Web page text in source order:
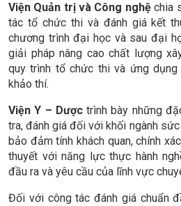
Viện Quản trị và Công nghệchia
tác tổ chức thi và đánh giá kết
chương trình đại học và sau đại
giải pháp nâng cao chất lượng
quy trình tổ chức thi và ứng
khảo thí.
Viện Y – Dượctrình bày những
tra, đánh giá đối với khối ngành
bảo đảm tính khách quan, chính
thuyết với năng lực thực hành
đầu ra và yêu cầu của lĩnh vực
Đối với công tác đánh giá chuẩn